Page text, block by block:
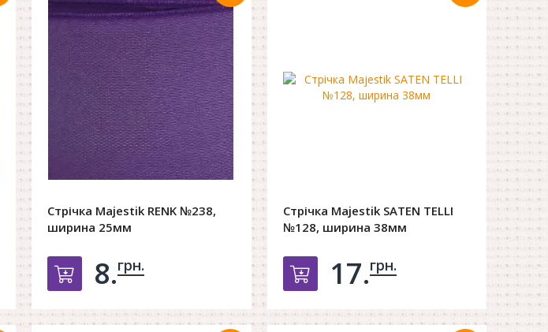
Стрічка Majestik RENK №238,
ширина 25мм
Добавить в корзину
8.грн.
Стрічка Majestik SATEN TELLI
№128, ширина 38мм
Добавить в корзину
17.грн.